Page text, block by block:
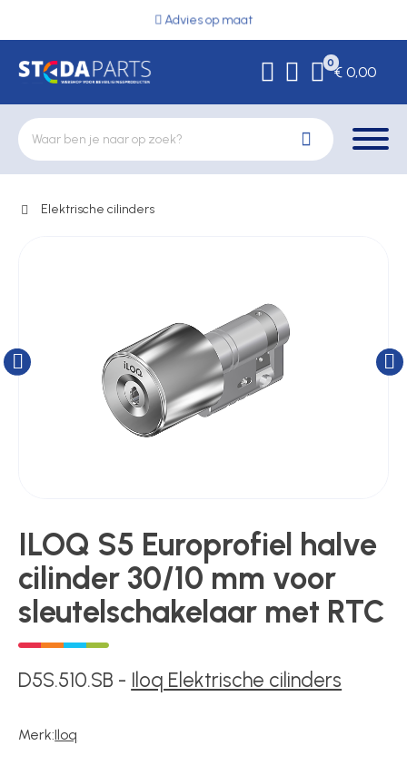
Advies op maat
0
€ 0,00
Deurbeslag
Hekwerkonderdelen
Pulsgevers
Sloten
Toegangscontrole
Toegangsverlening
Elektrische cilinders
ILOQ S5 Europrofiel halve
cilinder 30/10 mm voor
sleutelschakelaar met RTC
D5S.510.SB - Iloq Elektrische cilinders
Merk:Iloq